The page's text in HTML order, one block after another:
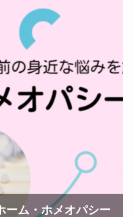
ーム・ホメオパシー